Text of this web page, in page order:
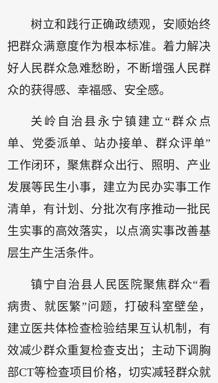
树立和践行正确政绩观，安顺始终
把群众满意度作为根本标准。着力解决
好人民群众急难愁盼，不断增强人民群
众的获得感、幸福感、安全感。
关岭自治县永宁镇建立“群众点
单、党委派单、站办接单、群众评单”
工作闭环，聚焦群众出行、照明、产业
发展等民生小事，建立为民办实事工作
清单，有计划、分批次有序推动一批民
生实事的高效落实，以点滴实事改善基
层生产生活条件。
镇宁自治县人民医院聚焦群众“看
病贵、就医繁”问题，打破科室壁垒，
建立医共体检查检验结果互认机制，有
效减少群众重复检查支出；主动下调胸
部CT等检查项目价格，切实减轻群众就